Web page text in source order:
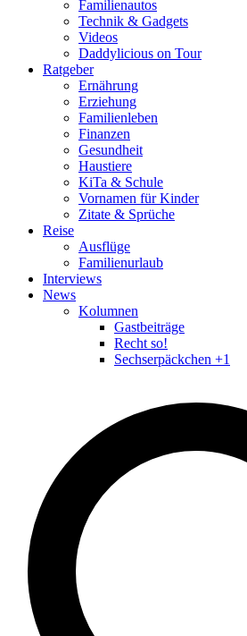
Familienautos
Technik & Gadgets
Videos
Daddylicious on Tour
Ratgeber
Ernährung
Erziehung
Familienleben
Finanzen
Gesundheit
Haustiere
KiTa & Schule
Vornamen für Kinder
Zitate & Sprüche
Reise
Ausflüge
Familienurlaub
Interviews
News
Kolumnen
Gastbeiträge
Recht so!
Sechserpäckchen +1